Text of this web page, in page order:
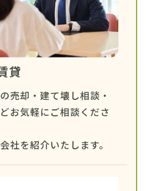
貸
売却・建て壊し相談・
お気軽にご相談くださ
社を紹介いたします。